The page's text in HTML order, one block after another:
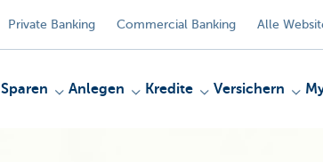
Private Banking Commercial Banking Alle
Sparen Anlegen Kredite Versichern